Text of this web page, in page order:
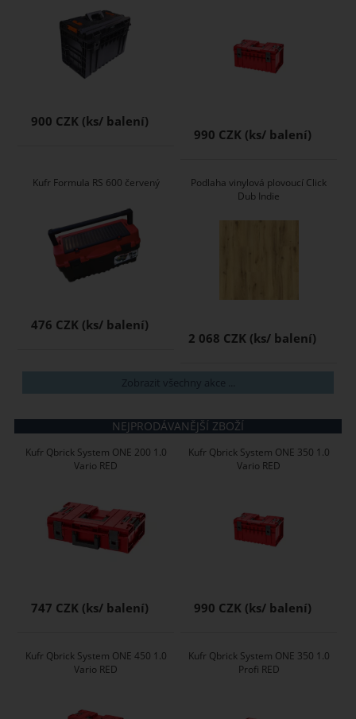
900 CZK
990 CZK
Kufr Formula RS 600 červený
476 CZK
Podlaha vinylová plovoucí Click
Dub Indie
2 068 CZK
Zobrazit všechny akce ...
NEJPRODÁVANĚJŠÍ ZBOŽÍ
Kufr Qbrick System ONE 200 1.0
Vario RED
747 CZK
Kufr Qbrick System ONE 350 1.0
Vario RED
990 CZK
Kufr Qbrick System ONE 450 1.0
Vario RED
Kufr Qbrick System ONE 350 1.0
Profi RED